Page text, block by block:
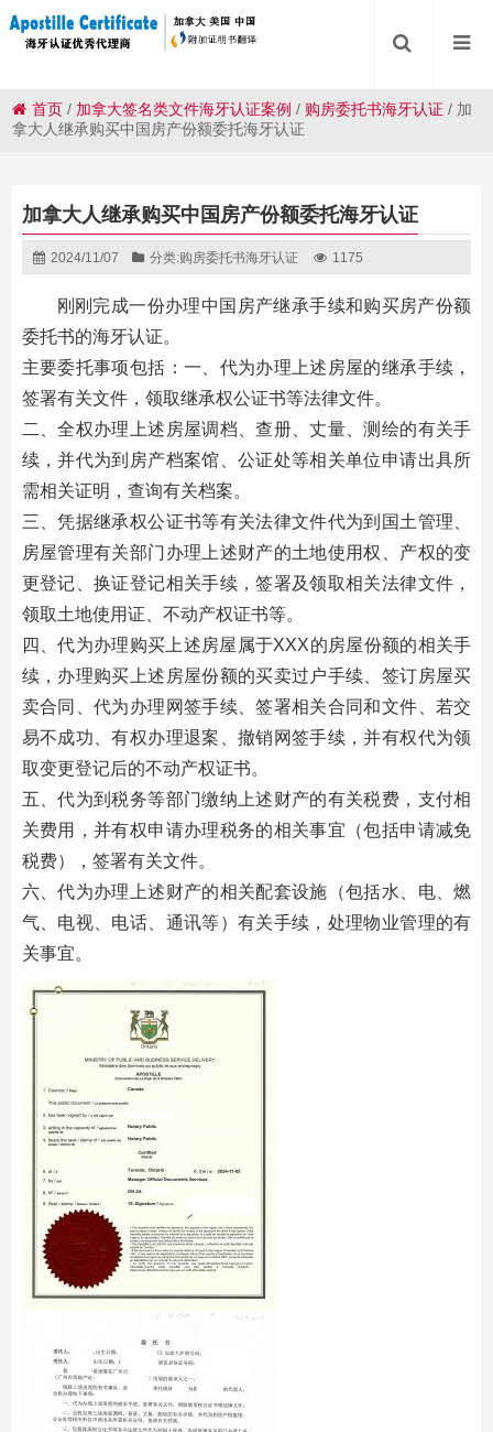
首页 / 加拿大签名类文件海牙认证案例 / 购房委托书海牙认证 / 加
拿大人继承购买中国房产份额委托海牙认证
加拿大人继承购买中国房产份额委托海牙认证
2024/11/07 分类:购房委托书海牙认证 1175
刚刚完成一份办理中国房产继承手续和购买房产份额
委托书的海牙认证。
主要委托事项包括：一、代为办理上述房屋的继承手续，
签署有关文件，领取继承权公证书等法律文件。
二、全权办理上述房屋调档、查册、丈量、测绘的有关手
续，并代为到房产档案馆、公证处等相关单位申请出具所
需相关证明，查询有关档案。
三、凭据继承权公证书等有关法律文件代为到国土管理、
房屋管理有关部门办理上述财产的土地使用权、产权的变
更登记、换证登记相关手续，签署及领取相关法律文件，
领取土地使用证、不动产权证书等。
四、代为办理购买上述房屋属于XXX的房屋份额的相关手
续，办理购买上述房屋份额的买卖过户手续、签订房屋买
卖合同、代为办理网签手续、签署相关合同和文件、若交
易不成功、有权办理退案、撤销网签手续，并有权代为领
取变更登记后的不动产权证书。
五、代为到税务等部门缴纳上述财产的有关税费，支付相
关费用，并有权申请办理税务的相关事宜（包括申请减免
税费），签署有关文件。
六、代为办理上述财产的相关配套设施（包括水、电、燃
气、电视、电话、通讯等）有关手续，处理物业管理的有
关事宜。